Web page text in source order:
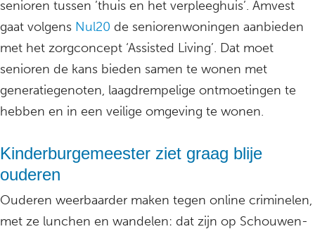
senioren tussen ’thuis en het verpleeghuis’. Amvest
gaat volgens Nul20 de seniorenwoningen aanbieden
met het zorgconcept ‘Assisted Living’. Dat moet
senioren de kans bieden samen te wonen met
generatiegenoten, laagdrempelige ontmoetingen te
hebben en in een veilige omgeving te wonen.
Kinderburgemeester ziet graag blije
ouderen
Ouderen weerbaarder maken tegen online criminelen,
met ze lunchen en wandelen: dat zijn op Schouwen-